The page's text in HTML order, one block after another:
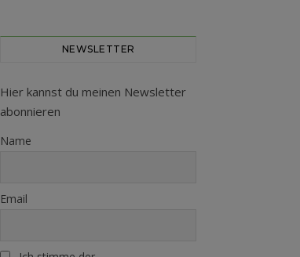
NEWSLETTER
Hier kannst du meinen Newsletter
abonnieren
Name
Email